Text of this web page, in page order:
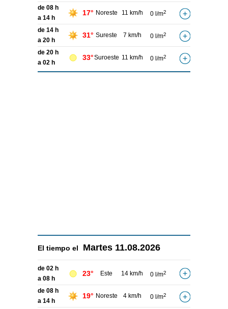
de 08 h
a 14 h
17° Noreste 11 km/h 0 l/m2
de 14 h
a 20 h
31° Sureste 7 km/h 0 l/m2
de 20 h
a 02 h
33°Suroeste 11 km/h 0 l/m2
El tiempo el Martes 11.08.2026
de 02 h
a 08 h
23° Este 14 km/h 0 l/m2
de 08 h
a 14 h
19° Noreste 4 km/h 0 l/m2